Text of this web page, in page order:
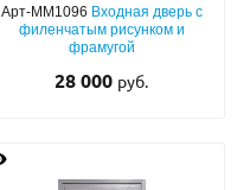
Арт-ММ1096 Входная дверь с
филенчатым рисунком и
фрамугой
28 000 руб.